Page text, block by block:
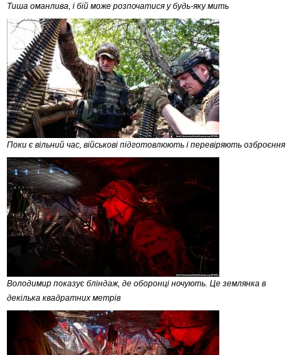
Тиша оманлива, і бій може розпочатися у будь-яку мить
Поки є вільний час, військові підготовлюють і перевіряють озброєння
Володимир показує бліндаж, де оборонці ночують. Це землянка в
декілька квадратних метрів